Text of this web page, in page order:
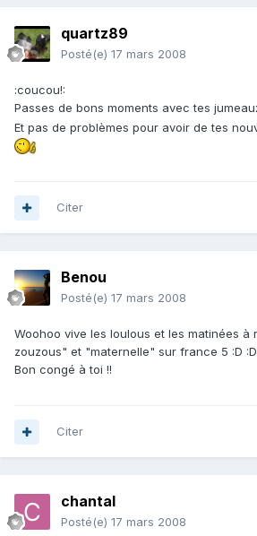
quartz89
Posté(e) 17 mars 2008
:coucou!:
Passes de bons moments avec tes
Et pas de problèmes pour avoir de tes
Citer
Benou
Posté(e) 17 mars 2008
Woohoo vive les loulous et les matinées à
zouzous" et "maternelle" sur france 5 :D :D
Bon congé à toi !!
Citer
chantal
Posté(e) 17 mars 2008